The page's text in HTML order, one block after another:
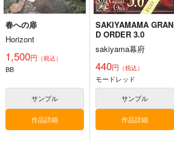
サンプル サンプル
カート
春への扉
Horizont
1,500円 （税込）
BB
サンプル
作品詳細
SAKIYAMAMA GRAN
D ORDER 3.0
sakiyama幕府
440円 （税込）
モードレッド
サンプル
作品詳細